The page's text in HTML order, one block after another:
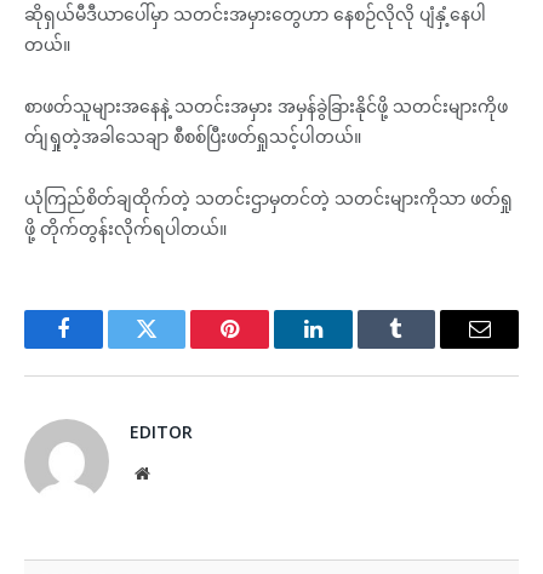
ဆိုရှယ်မီဒီယာပေါ်မှာ သတင်းအမှားတွေဟာ နေစဉ်လိုလို ပျံနှံ့နေပါ
တယ်။
စာဖတ်သူများအနေနဲ့ သတင်းအမှား အမှန်ခွဲခြားနိုင်ဖို့ သတင်းများကိုဖ
တ်ျရှုတဲ့အခါသေချာ စီစစ်ပြီးဖတ်ရှုသင့်ပါတယ်။
ယုံကြည်စိတ်ချထိုက်တဲ့ သတင်းဌာမှတင်တဲ့ သတင်းများကိုသာ ဖတ်ရှု
ဖို့ တိုက်တွန်းလိုက်ရပါတယ်။
FacebookTwitter Pinterest LinkedInTumblr Email
EDITOR
Website